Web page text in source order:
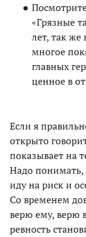
«Грязные
лет, так
многое
главных
ценное в
Если я
открыто
показывает на
Надо понимать,
иду на риск и
Со временем
верю ему, верю
ревность